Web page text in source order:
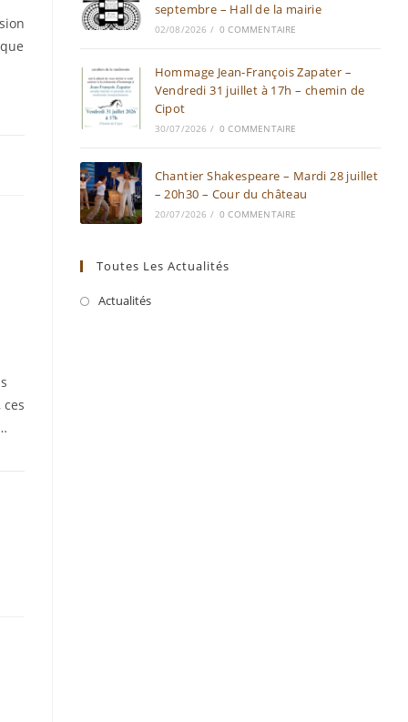
septembre – Hall de la mairie
02/08/2026 / 0 COMMENTAIRE
Hommage Jean-François Zapater –
Vendredi 31 juillet à 17h – chemin de
Cipot
30/07/2026 / 0 COMMENTAIRE
Chantier Shakespeare – Mardi 28 juillet
– 20h30 – Cour du château
20/07/2026 / 0 COMMENTAIRE
Toutes Les Actualités
Actualités